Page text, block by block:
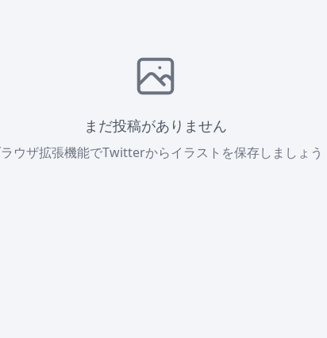
まだ投稿がありません
ウザ拡張機能でTwitterからイラストを保存しましょう